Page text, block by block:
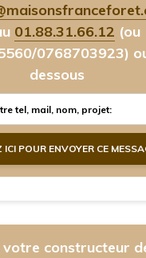
01.88.31.66.12 (ou
0768703923)
dessous
votre constructeur